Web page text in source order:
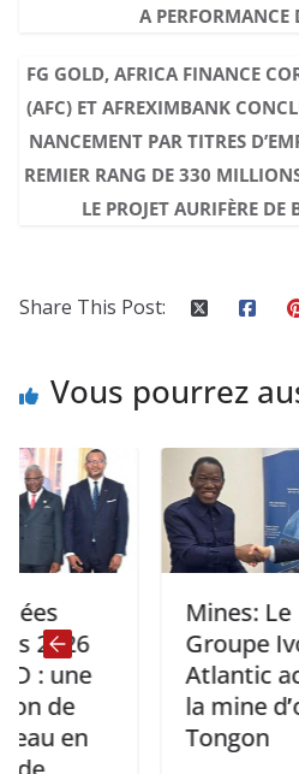
A PERFORMANCE
FG GOLD, AFRICA FINANCE
(AFC) ET AFREXIMBANK
NANCEMENT PAR TITRES
REMIER RANG DE 330
LE PROJET AURIFÈRE
Share This Post:
Vous pourrez
Mines: Le
Groupe Ivoirien
Atlantic
la mine d’or de
Tongon